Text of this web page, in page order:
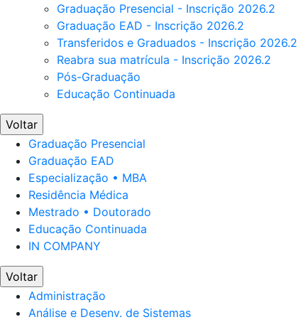
Graduação Presencial - Inscrição 2026.2
Graduação EAD - Inscrição 2026.2
Transferidos e Graduados - Inscrição 2026.2
Reabra sua matrícula - Inscrição 2026.2
Pós-Graduação
Educação Continuada
Voltar
Graduação Presencial
Graduação EAD
Especialização • MBA
Residência Médica
Mestrado • Doutorado
Educação Continuada
IN COMPANY
Voltar
Administração
Análise e Desenv. de Sistemas